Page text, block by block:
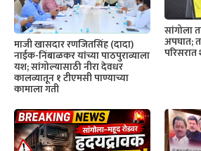
माजी खासदार रणजितसिंह (दादा)
नाईक-निंबाळकर यांच्या पाठपुराव्याला
यश; सांगोल्यासाठी नीरा देवधर
कालव्यातून १ टीएमसी पाण्याच्या
कामाला गती
सांगोला
अपघात;